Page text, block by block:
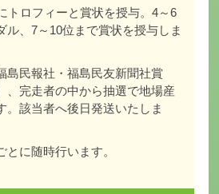
トロフィーと賞状を授与。4～6
ル、7～10位まで賞状を授与しま
島民報社・福島民友新聞社賞
、完走者の中から抽選で地場産
。該当者へ後日発送いたしま
とに随時行います。